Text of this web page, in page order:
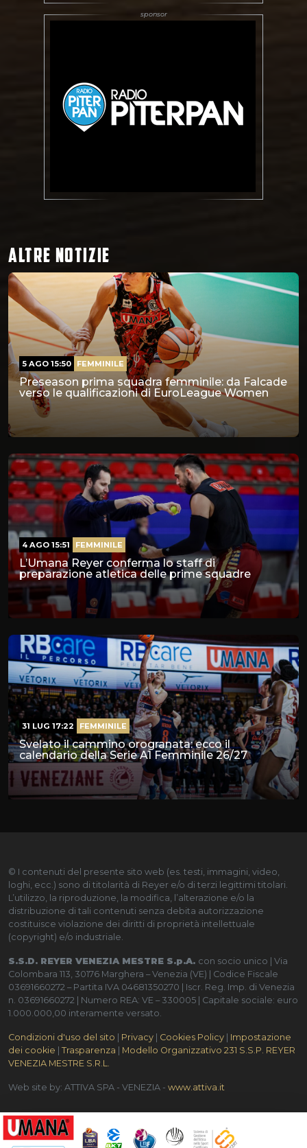
ALTRE NOTIZIE
Preseason prima squadra femminile: da Falcade
verso le qualificazioni di EuroLeague Women
5 AGO 15:50 FEMMINILE
L’Umana Reyer conferma lo staff di
preparazione atletica delle prime squadre
4 AGO 15:51 FEMMINILE
Svelato il cammino orogranata: ecco il
calendario della Serie A1 Femminile 26/27
31 LUG 17:22 FEMMINILE
© I contenuti del presente sito web (es. testi, immagini, video,
loghi, ecc.) sono di titolarità di Reyer e/o di terzi legittimi titolari.
L’utilizzo, la riproduzione, la modifica, l’alterazione e/o la
distribuzione di tali contenuti senza debita autorizzazione
costituisce violazione dei diritti di proprietà intellettuale
(copyright) e/o industriale.
S.S.D. REYER VENEZIA MESTRE S.p.A. con socio unico | Via
Colombara 113, 30176 Marghera – Venezia (VE) | Codice Fiscale
03691660272 – Partita IVA 04681350270 | Iscr. Reg. Imp. di Venezia
n. 03691660272 | Numero REA: VE – 330005 | Capitale sociale: euro
1.000.000,00 interamente versato.
Condizioni d'uso del sito Privacy Cookies Policy
Impostazione
dei cookie
Trasparenza
Modello Organizzativo 231 S.S.P. REYER
VENEZIA MESTRE S.R.L.
Web site by: ATTIVA SPA - VENEZIA - www.attiva.it